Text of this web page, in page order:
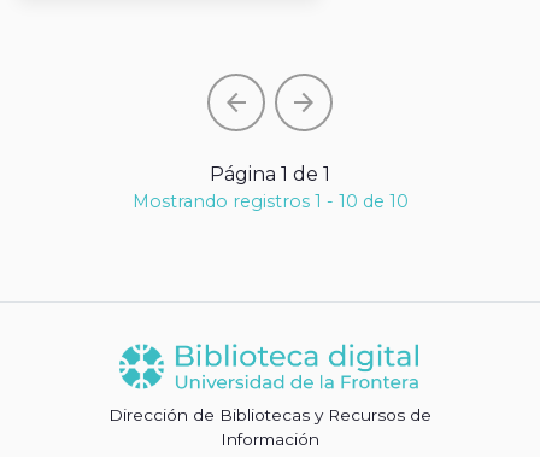
arrow_back arrow_forward
Página 1 de 1
Mostrando registros 1 - 10 de 10
Dirección de Bibliotecas y Recursos de
Información